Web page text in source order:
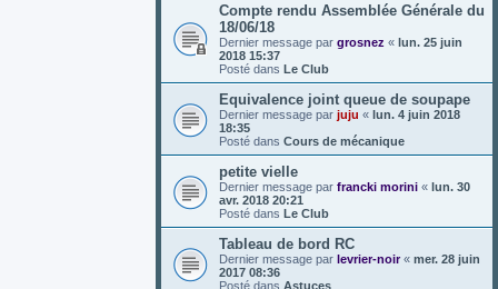
Compte rendu Assemblée Générale du
18/06/18
Dernier message par grosnez « lun. 25 juin
2018 15:37
Posté dans Le Club
Equivalence joint queue de soupape
Dernier message par juju « lun. 4 juin 2018
18:35
Posté dans Cours de mécanique
petite vielle
Dernier message par francki morini « lun. 30
avr. 2018 20:21
Posté dans Le Club
Tableau de bord RC
Dernier message par levrier-noir« mer. 28 juin
2017 08:36
Posté dans Astuces